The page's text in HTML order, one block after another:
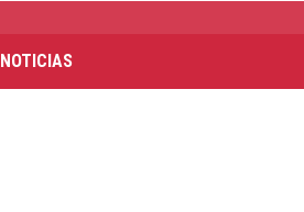
NOTICIAS